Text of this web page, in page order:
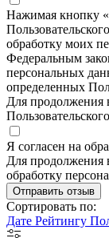
Нажимая кнопку
обработку моих
Федеральным
персональных
определенных
Для продолжения
Я согласен на
Для продолжения
обработку
Отправить отзыв
Сортировать по:
Дате Рейтингу